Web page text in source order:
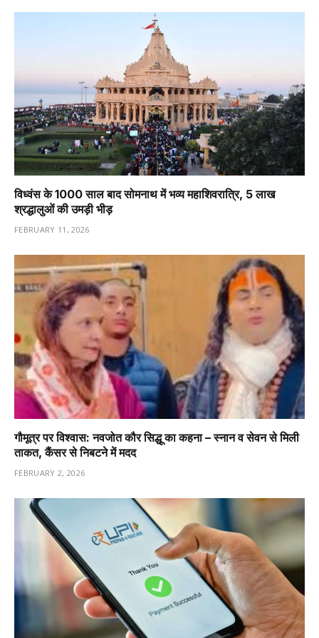
विध्वंस के 1000 साल बाद सोमनाथ में भव्य महाशिवरात्रि, 5 लाख
श्रद्धालुओं की उमड़ी भीड़
FEBRUARY 11, 2026
गौमूत्र पर विश्वास: नवजोत कौर सिद्धू का कहना – स्नान व सेवन से मिली
ताकत, कैंसर से निबटने में मदद
FEBRUARY 2, 2026